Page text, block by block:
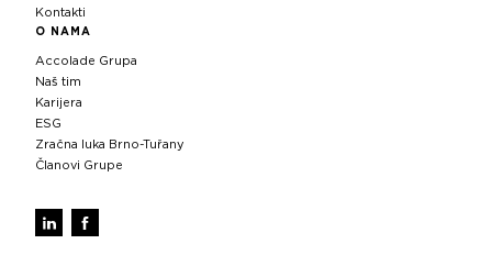
Kontakti
O NAMA
Accolade Grupa
Naš tim
Karijera
ESG
Zračna luka Brno-Tuřany
Članovi Grupe